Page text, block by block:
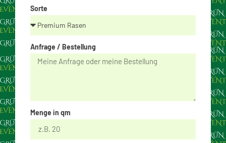
Sorte
Anfrage / Bestellung
Menge in qm